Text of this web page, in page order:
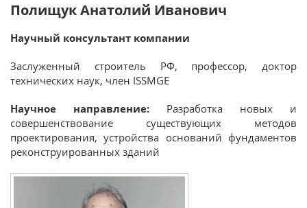
Полищук Анатолий Иванович
Научный консультант компании
Заслуженный строитель РФ, профессор, доктор
технических наук, член ISSMGE
Научное направление: Разработка новых и
совершенствование существующих методов
проектирования, устройства оснований фундаментов
реконструированных зданий